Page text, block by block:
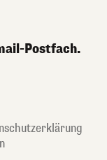
Postfach.